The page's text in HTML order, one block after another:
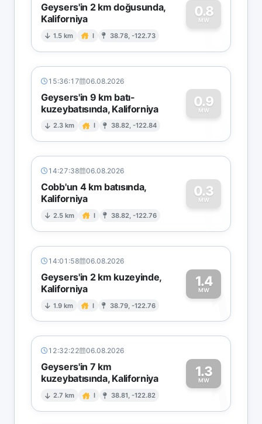
Geysers'in 2 km doğusunda,
Kaliforniya
1.5 km I 38.78, -122.73
0.8
MW
0
15:36:17 06.08.2026
Geysers'in 9 km batı-
kuzeybatısında, Kaliforniya
2.3 km I 38.82, -122.84
0.9
MW
0
14:27:38 06.08.2026
Cobb'un 4 km batısında,
Kaliforniya
2.5 km I 38.82, -122.76
0.3
MW
0
14:01:58 06.08.2026
Geysers'in 2 km kuzeyinde,
Kaliforniya
1.9 km I 38.79, -122.76
1.4
MW1
12:32:22 06.08.2026
Geysers'in 7 km
kuzeybatısında, Kaliforniya
2.7 km I 38.81, -122.82
1.3
MW1